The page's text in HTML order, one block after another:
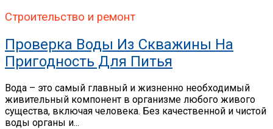
Строительство и ремонт
Проверка Воды Из Скважины На
Пригодность Для Питья
Вода – это самый главный и жизненно необходимый
живительный компонент в организме любого живого
существа, включая человека. Без качественной и чистой
воды органы и...